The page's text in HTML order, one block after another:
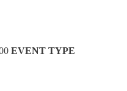
EVENT TYPE